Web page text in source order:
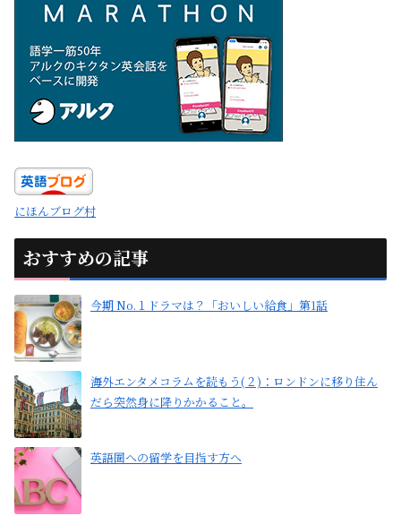
にほんブログ村
おすすめの記事
今期 No.１ドラマは？「おいしい給食」第1話
海外エンタメコラムを読もう(２)：ロンドンに移り住ん
だら突然身に降りかかること。
英語圏への留学を目指す方へ